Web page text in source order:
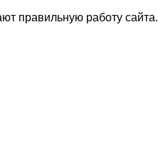
правильную работу сайта.